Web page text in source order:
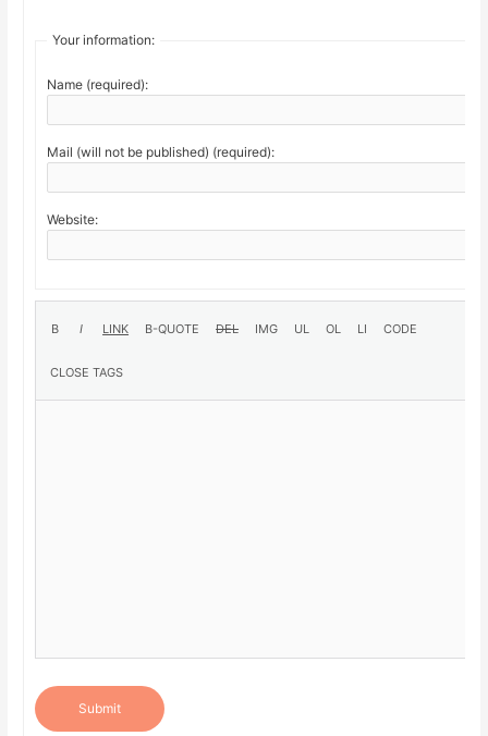
Your information:
Name (required):
Mail (will not be published) (required):
Website:
Submit